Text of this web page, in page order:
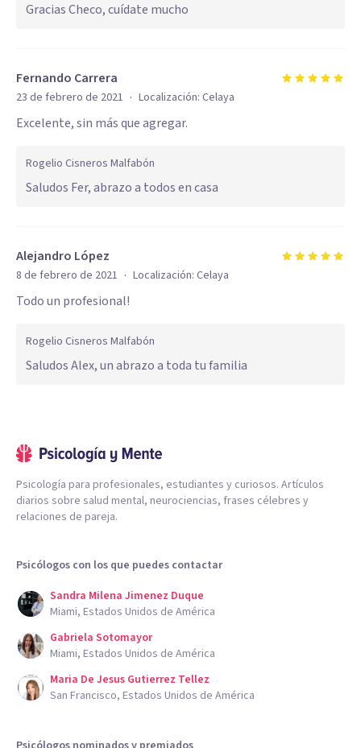
Gracias Checo, cuídate mucho
Fernando Carrera
23 de febrero de 2021 · Localización: Celaya
Excelente, sin más que agregar.
Rogelio Cisneros Malfabón
Saludos Fer, abrazo a todos en casa
Alejandro López
8 de febrero de 2021 · Localización: Celaya
Todo un profesional!
Rogelio Cisneros Malfabón
Saludos Alex, un abrazo a toda tu familia
Psicología para profesionales, estudiantes y curiosos. Artículos
diarios sobre salud mental, neurociencias, frases célebres y
relaciones de pareja.
Psicólogos con los que puedes contactar
Sandra Milena Jimenez Duque
Miami, Estados Unidos de América
Gabriela Sotomayor
Miami, Estados Unidos de América
Maria De Jesus Gutierrez Tellez
San Francisco, Estados Unidos de América